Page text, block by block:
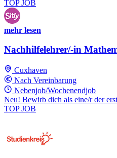
TOP JOB
mehr lesen
Nachhilfelehrer/-in
Cuxhaven
Nach Vereinbarung
Nebenjob/Wochenendjob
Neu! Bewirb dich als eine/r der
TOP JOB